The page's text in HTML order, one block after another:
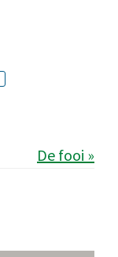
De fooi »